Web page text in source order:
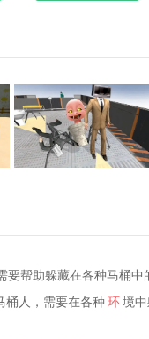
要帮助躲藏在各种马桶中
桶人，需要在各种 环 境